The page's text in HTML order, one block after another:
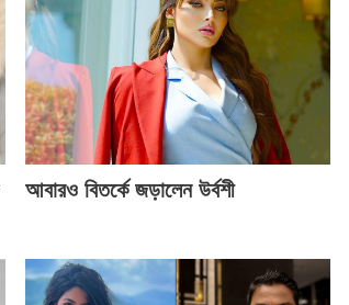
আবারও বিতর্কে জড়ালেন উর্বশী